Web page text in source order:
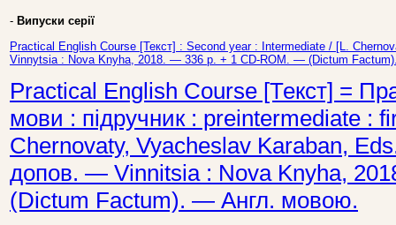
- Випуски серії
Practical English Course [Текст] : Second year : Intermediate / [L.
Vinnytsia : Nova Knyha, 2018. — 336 p. + 1 CD-ROM. — (Dictum
Practical English Course [Текст] =
мови : підручник : preintermediate :
Chernovaty, Vyacheslav Karaban,
допов. — Vinnitsia : Nova Knyha,
(Dictum Factum). — Англ. мовою.